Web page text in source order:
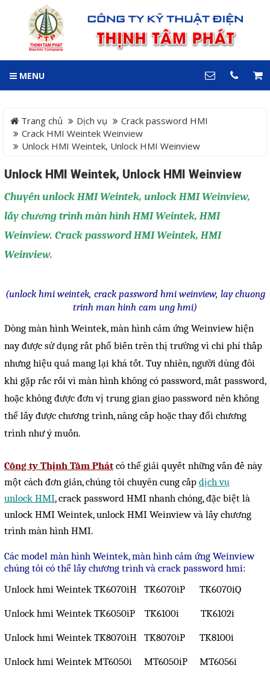
MENU
Trang chủ Dịch vụ
Crack password HMI
Crack HMI Weintek Weinview
Unlock HMI Weintek, Unlock HMI Weinview
Unlock HMI Weintek, Unlock HMI Weinview
Chuyênunlock HMI Weintek, unlock HMI Weinview,
lấy chương trình màn hình HMI Weintek, HMI
Weinview. Crack password HMI Weintek, HMI
Weinview.
(unlock hmi weintek, crack password hmi weinview, lay chuong
trinh man hinh cam ung hmi)
Dòng màn hình Weintek,màn hình cảm ứng Weinviewhiện
nay được sử dụng rất phổ biến trên thị trường vì chi phí thấp
nhưng hiệu quả mang lại khá tốt. Tuy nhiên, người dùng đôi
khi gặp rắc rối vì màn hình không có password, mất password,
hoặc không được đơn vị trung gian giao password nên không
thể lấy được chương trình, nâng cấp hoặc thay đổi chương
trình như ý muốn.
Công ty Thịnh Tâm Phát có thể giải quyết những vấn đề này
một cách đơn giản, chúng tôi chuyên cung cấp dịch vụ
unlock HMI, crack password HMI nhanh chóng, đặc biệt là
unlock HMI Weintek, unlock HMI Weinview và lấy chương
trình màn hình HMI.
Các model màn hình Weintek, màn hình cảm ứng Weinview
chúng tôi có thể lấy chương trình và crack password hmi:
Unlock hmi Weintek TK6070iH TK6070iP TK6070iQ
Unlock hmi Weintek TK6050iP TK6100i TK6102i
Unlock hmi Weintek TK8070iH TK8070iP TK8100i
Unlock hmi Weintek MT6050i MT6050iP MT6056i
Trang chủ
Dự án
Sản phẩm
Hệ Thống Cảnh Báo An
Giải pháp quản lý bằng mã
Bảng LED điện tử
Bảng điện tử năng suất
độ ẩm
Đồng hồ thời gian thực
Máy dò kim loại
PLC - Bộ lập trình PLC
Biến tần
Máy tính công nghiệp
Cáp lập trình PLC - HMI -
Servo
GIỎ HÀNG
LIÊN HỆ
Hotline
64 đường 24, KDC Hiệp
Thủ Dầu Một, Tỉnh Bình
Dương
Điện thoại
0909 199 102